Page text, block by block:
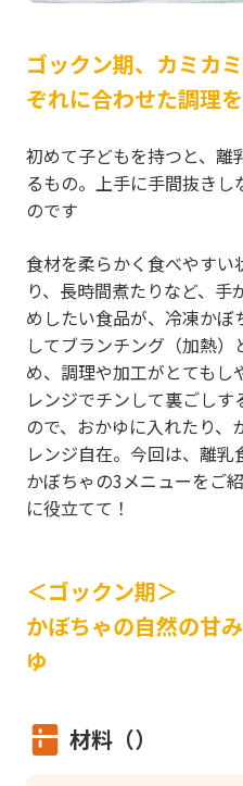
ゴックン期、カミカ
ぞれに合わせた調理を
初めて子どもを持つと、離
るもの。上手に手間抜き
のです
食材を柔らかく食べやす
り、長時間煮たりなど、手
めしたい食品が、冷凍か
してブランチング（加熱
め、調理や加工がとてもし
レンジでチンして裏ごし
ので、おかゆに入れたり、
レンジ自在。今回は、離乳
かぼちゃの3メニューをご
に役立てて！
＜ゴックン期＞
かぼちゃの自然の甘
ゆ
材料（）